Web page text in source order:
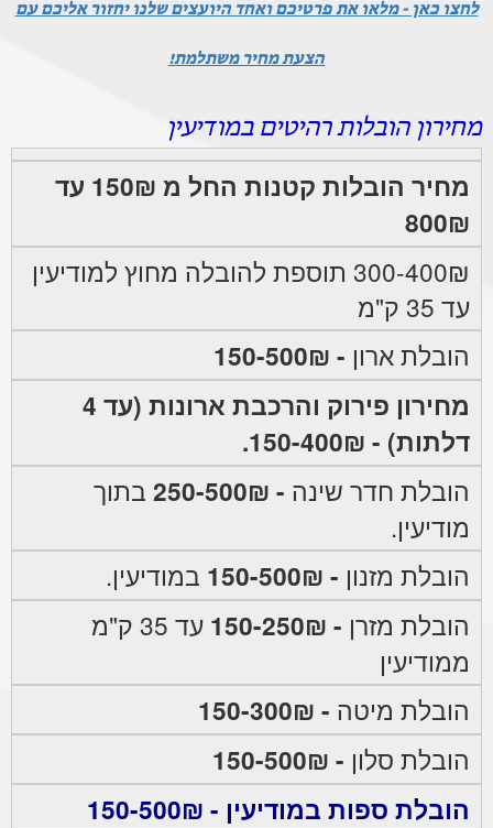
לחצו כאן - מלאו את פרטיכם ואחד היועצים שלנו יחזור אליכם עם
הצעת מחיר משתלמת!
מחירון הובלות רהיטים במודיעין
מחיר הובלות קטנות החל מ 150₪ עד
800₪
300-400₪ תוספת להובלה מחוץ למודיעין
עד 35 ק"מ
הובלת ארון - 150-500₪
מחירון פירוק והרכבת ארונות (עד 4
דלתות) - 150-400₪.
הובלת חדר שינה - 250-500₪
בתוך
מודיעין.
הובלת מזנון - 150-500₪
במודיעין.
הובלת מזרן - 150-250₪
עד 35 ק"מ
ממודיעין
הובלת מיטה - 150-300₪
הובלת סלון - 150-500₪
הובלת ספות במודיעין - 150-500₪